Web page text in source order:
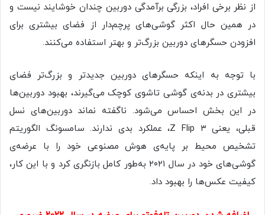
از‌ نظر برخی افراد، بزرگی برآمدگی دوربین چندان خوشایند نیست و
در همین حال اکثر گوشی‌های پرچم‌دار از فضای بیشتری برای
افزودن حسگرهای دوربین بزرگ‌تر و بهتر استفاده می‌کنند.
با‌‌‌ توجه‌‌‌‌ به اینکه حسگرهای دوربین جدیدتر و بزرگ‌تر فضای
بیشتری در بدنه‌ی گوشی تاشوی کوچک می‌گیرند، بهبود دوربین‌ها
در این بخش احساس می‌شود. ناگفته نماند دوربین‌های نسل
قبلی، یعنی Z Flip ۳، عملکرد بدی ندارند. سامسونگ الگوریتم
تشخیص محیط بر‌ پایه‌ی هوش مصنوعی خود را با عرضه‌ی
گوشی‌های خود در سال ۲۰۲۱ به‌طور کامل بازنگری کرد و با این کار،
کیفیت عکس‌ها را بهبود داد.